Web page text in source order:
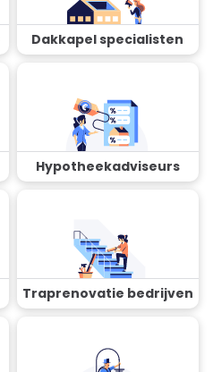
Dakkapel specialisten
Hypotheekadviseurs
Traprenovatie bedrijven